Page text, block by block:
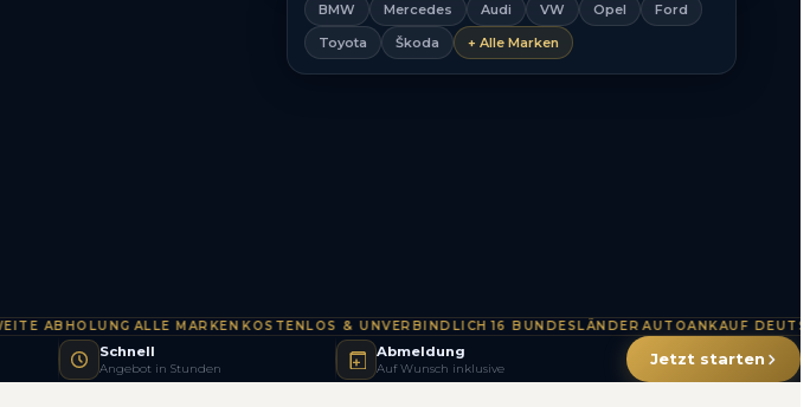
BMW Mercedes Audi VW Opel
Ford
Toyota
Škoda + Alle Marken
ALLE MARKEN·KOSTENLOS & UNVERBINDLICH·16 BUNDESLÄNDER·AUTOANKAUF
Schnell
Angebot in Stunden
Abmeldung
Auf Wunsch inklusive Jetzt starten